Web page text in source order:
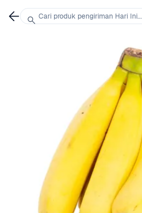
Cari produk pengiriman Hari Ini...